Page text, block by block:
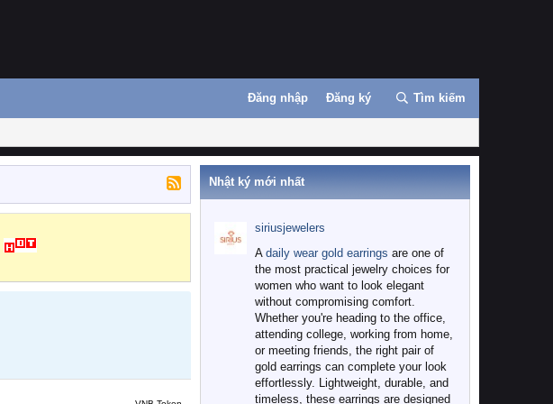
Đăng nhập Đăng ký Tìm kiếm
Nhật ký mới nhất
siriusjewelers
A daily wear gold earrings are one of
the most practical jewelry choices for
women who want to look elegant
without compromising comfort.
Whether you're heading to the office,
attending college, working from home,
or meeting friends, the right pair of
gold earrings can complete your look
effortlessly. Lightweight, durable, and
timeless, these earrings are designed